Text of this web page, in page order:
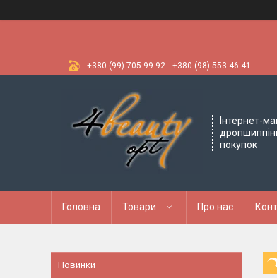
+380 (99) 705-99-92 +380 (98) 553-46-41
Інтернет-
покупок
Головна Товари Про нас
Новинки